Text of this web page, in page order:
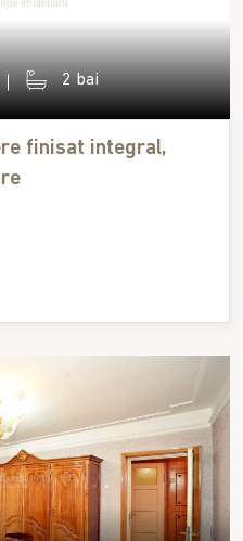
2 bai
finisat integral,